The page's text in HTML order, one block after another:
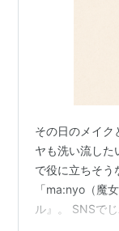
その日のメイク
ヤも洗い流した
で役に立ちそう
「ma:nyo（魔
ル』。 SNSで